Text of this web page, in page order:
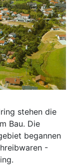
stehen die
Bau. Die
begannen
-